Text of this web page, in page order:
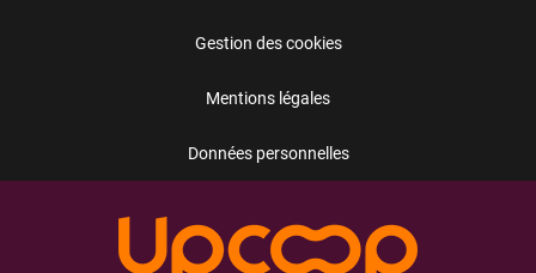
Gestion des cookies
Mentions légales
Données personnelles